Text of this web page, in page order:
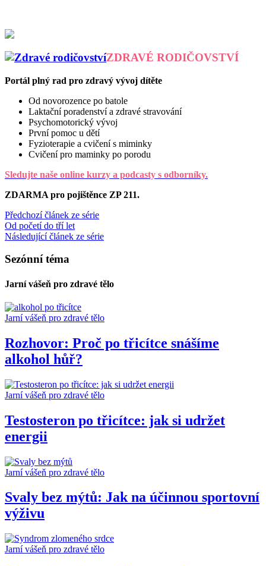
ZDRAVÉ RODIČOVSTVÍ
Portál plný rad pro zdravý vývoj dítěte
Od novorozence po batole
Laktační poradenství a zdravé stravování
Psychomotorický vývoj
První pomoc u dětí
Fyzioterapie a cvičení s miminky
Cvičení pro maminky po porodu
Sledujte naše online kurzy a podcasty s odborníky.
ZDARMA pro pojištěnce ZP 211.
Předchozí článek ze série
Od početí do tří let
Následující článek ze série
Sezónní téma
Jarní vášeň pro zdravé tělo
Jarní vášeň pro zdravé tělo
Rozhovor: Proč po třicítce snášíme
alkohol hůř?
Jarní vášeň pro zdravé tělo
Testosteron po třicítce: jak si udržet
energii
Jarní vášeň pro zdravé tělo
Svaly bez mýtů: Jak na účinnou sportovní
výživu
Jarní vášeň pro zdravé tělo